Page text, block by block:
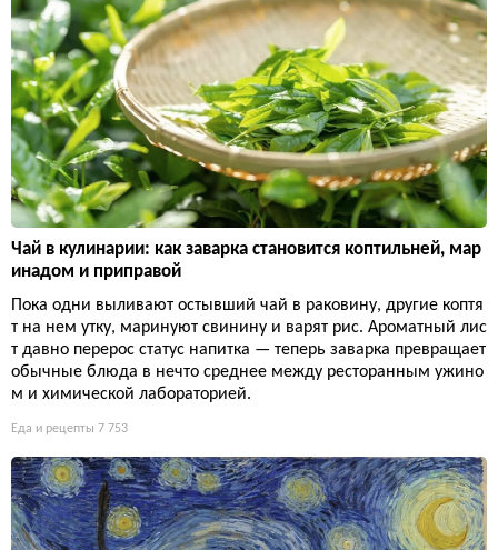
Чай в кулинарии: как заварка становится коптильней, мар
инадом и приправой
Пока одни выливают остывший чай в раковину, другие коптя
т на нем утку, маринуют свинину и варят рис. Ароматный лис
т давно перерос статус напитка — теперь заварка превращает
обычные блюда в нечто среднее между ресторанным ужино
м и химической лабораторией.
Еда и рецепты 7 753